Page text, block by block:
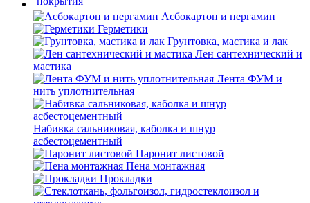
Асбокартон и пергамин
Герметики
Грунтовка, мастика и лак
Лен сантехнический и
мастика
Лента ФУМ и
нить уплотнительная
Набивка сальниковая, каболка и шнур
асбестоцементный
Паронит листовой
Пена монтажная
Прокладки